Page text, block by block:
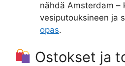
nähdä Amsterdam –
vesiputouksineen ja
opas.
Ostokset ja